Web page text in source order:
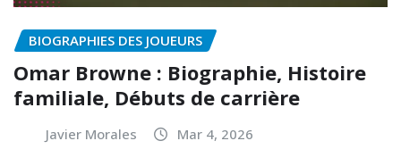
BIOGRAPHIES DES JOUEURS
Omar Browne : Biographie, Histoire
familiale, Débuts de carrière
Javier Morales Mar 4, 2026